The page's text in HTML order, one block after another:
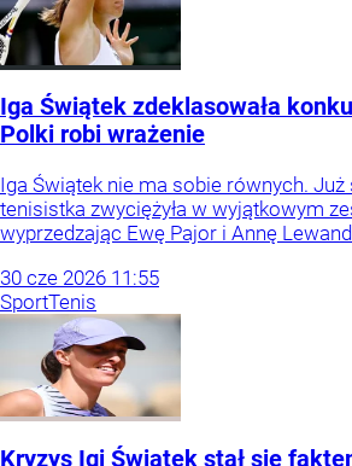
Iga Świątek zdeklasowała
Polki robi wrażenie
Iga Świątek nie ma sobie równych. Już
tenisistka zwyciężyła w wyjątkowym
wyprzedzając Ewę Pajor i Annę
30 cze 2026 11:55
SportTenis
Kryzys Igi Świątek stał się